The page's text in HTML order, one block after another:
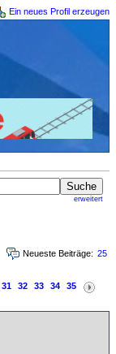
Ein neues Profil erzeugen
erweitert
Neueste Beiträge: 25
31 32 33 34 35